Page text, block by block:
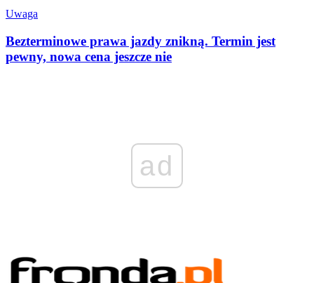
Uwaga
Bezterminowe prawa jazdy znikną. Termin jest
pewny, nowa cena jeszcze nie
ad